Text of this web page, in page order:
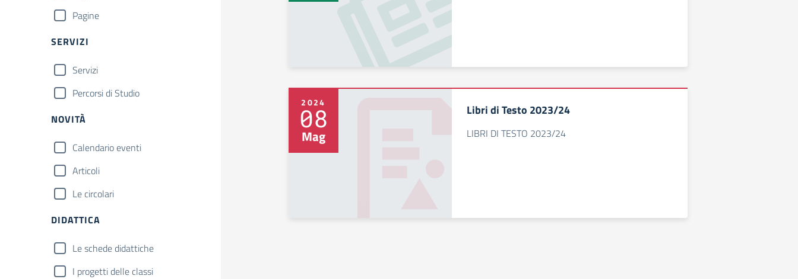
Pagine
SERVIZI
Servizi
Percorsi di Studio
NOVITÀ
Calendario eventi
Articoli
Le circolari
DIDATTICA
Le schede didattiche
I progetti delle classi
2024
08
Mag
Libri di Testo 2023/24
LIBRI DI TESTO 2023/24